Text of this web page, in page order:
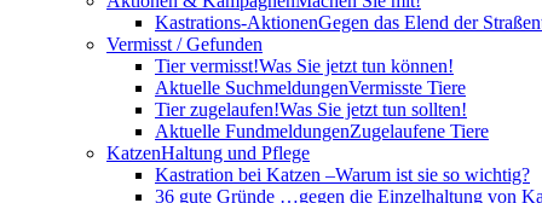
Kastrations-AktionenGegen das Elend der
Vermisst / Gefunden
Tier vermisst!Was Sie jetzt tun können!
Aktuelle SuchmeldungenVermisste Tiere
Tier zugelaufen!Was Sie jetzt tun sollten!
Aktuelle FundmeldungenZugelaufene Tiere
KatzenHaltung und Pflege
Kastration bei Katzen –Warum ist sie so wichtig?
36 gute Gründe …gegen die Einzelhaltung von